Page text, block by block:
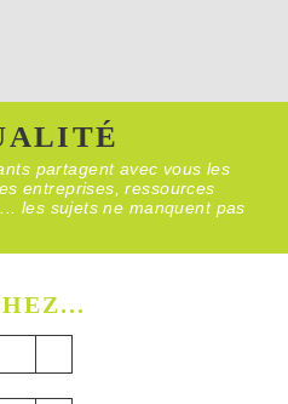
partagent avec vous les
entreprises, ressources
les sujets ne manquent pas